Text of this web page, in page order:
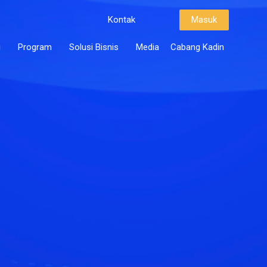
Kontak Masuk
Program Solusi Bisnis Media Cabang Kadin